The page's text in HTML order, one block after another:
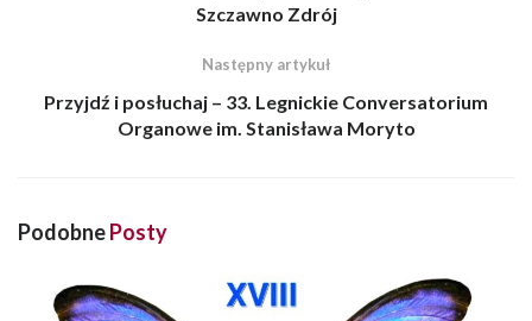
Szczawno Zdrój
Następny artykuł
Przyjdź i posłuchaj – 33. Legnickie Conversatorium
Organowe im. Stanisława Moryto
PodobnePosty